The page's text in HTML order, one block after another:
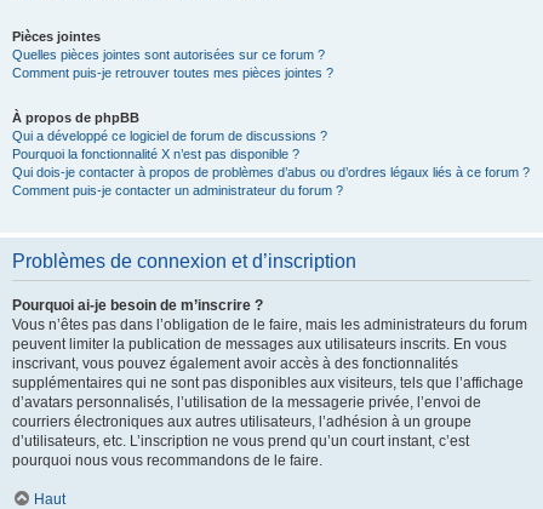
Pièces jointes
Quelles pièces jointes sont autorisées sur ce forum ?
Comment puis-je retrouver toutes mes pièces jointes ?
À propos de phpBB
Qui a développé ce logiciel de forum de discussions ?
Pourquoi la fonctionnalité X n’est pas disponible ?
Qui dois-je contacter à propos de problèmes d’abus ou d’ordres légaux liés à ce forum ?
Comment puis-je contacter un administrateur du forum ?
Problèmes de connexion et d’inscription
Pourquoi ai-je besoin de m’inscrire ?
Vous n’êtes pas dans l’obligation de le faire, mais les administrateurs du forum
peuvent limiter la publication de messages aux utilisateurs inscrits. En vous
inscrivant, vous pouvez également avoir accès à des fonctionnalités
supplémentaires qui ne sont pas disponibles aux visiteurs, tels que l’affichage
d’avatars personnalisés, l’utilisation de la messagerie privée, l’envoi de
courriers électroniques aux autres utilisateurs, l’adhésion à un groupe
d’utilisateurs, etc. L’inscription ne vous prend qu’un court instant, c’est
pourquoi nous vous recommandons de le faire.
Haut